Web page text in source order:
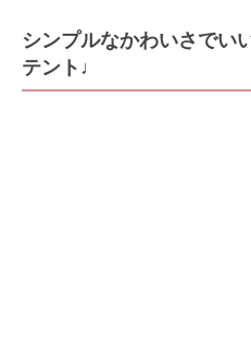
シンプルなかわいさでい
テント♩